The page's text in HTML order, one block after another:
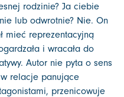
rodzinie? Ja ciebie
lub odwrotnie? Nie. On
mieć reprezentacyjną
i wracała do
Autor nie pyta o sens
relacje panujące
przenicowuje